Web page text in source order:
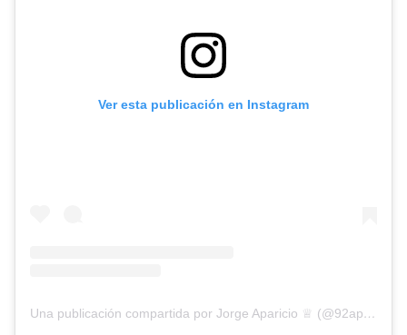
Ver esta publicación en Instagram
Una publicación compartida por Jorge Aparicio ♕ (@92aparicio25)